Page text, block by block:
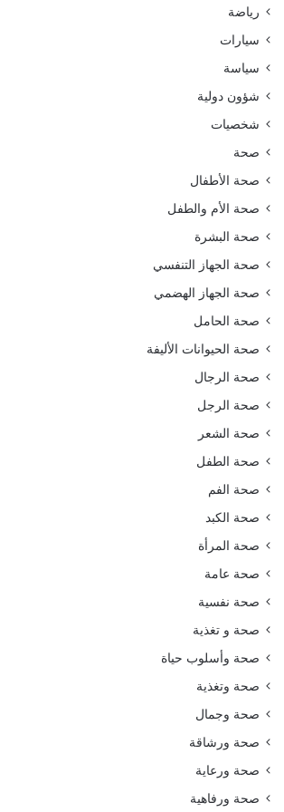
رياضة
سيارات
سياسة
شؤون دولية
شخصيات
صحة
صحة الأطفال
صحة الأم والطفل
صحة البشرة
صحة الجهاز التنفسي
صحة الجهاز الهضمي
صحة الحامل
صحة الحيوانات الأليفة
صحة الرجال
صحة الرجل
صحة الشعر
صحة الطفل
صحة الفم
صحة الكبد
صحة المرأة
صحة عامة
صحة نفسية
صحة و تغذية
صحة وأسلوب حياة
صحة وتغذية
صحة وجمال
صحة ورشاقة
صحة ورعاية
صحة ورفاهية